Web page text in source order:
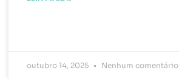
outubro 14, 2025 Nenhum comentário